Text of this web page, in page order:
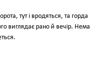
тут і вродяться, та горда
виглядає рано й вечір. Нема